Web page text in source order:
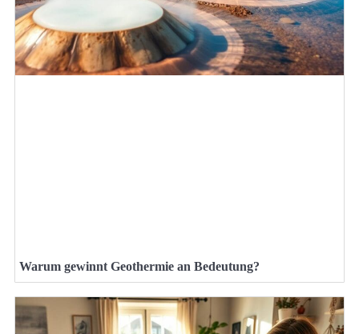
Warum gewinnt Geothermie an Bedeutung?